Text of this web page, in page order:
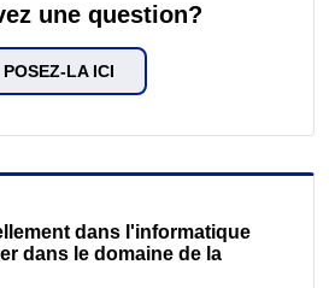
une question?
POSEZ-LA ICI
dans l'informatique
dans le domaine de la